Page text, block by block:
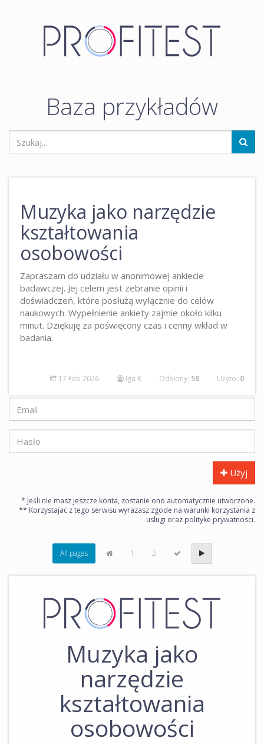
Baza przykładów
Muzyka jako narzędzie
kształtowania
osobowości
Zapraszam do udziału w anonimowej ankiecie
badawczej. Jej celem jest zebranie opinii i
doświadczeń, które posłużą wyłącznie do celów
naukowych. Wypełnienie ankiety zajmie około kilku
minut. Dziękuję za poświęcony czas i cenny wkład w
badania.
17 Feb 2026 Iga K Odsłony: 58 Użyto: 0
Użyj
* Jeśli nie masz jeszcze konta, zostanie ono automatycznie utworzone.
** Korzystajac z tego serwisu wyrazasz zgode na warunki korzystania z
uslugi oraz polityke prywatnosci.
All pages 1 2
Muzyka jako
narzędzie
kształtowania
osobowości